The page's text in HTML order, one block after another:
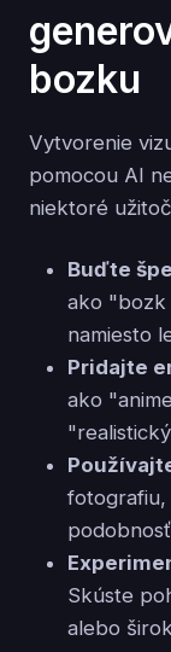
bozku
Vytvorenie
pomocou AI
niektoré
Buďte
ako "bozk
namiesto
Pridajte
ako
fotografiu,
Skúste
alebo